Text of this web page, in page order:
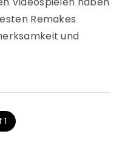
Remakes
und